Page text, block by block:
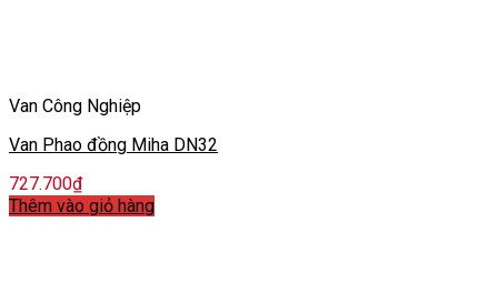
Van Công Nghiệp
Van Phao đồng Miha DN32
727.700₫
Thêm vào giỏ hàng